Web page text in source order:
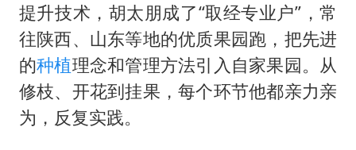
提升技术，胡太朋成了“取经专业户”，常
往陕西、山东等地的优质果园跑，把先进
的种植理念和管理方法引入自家果园。从
修枝、开花到挂果，每个环节他都亲力亲
为，反复实践。